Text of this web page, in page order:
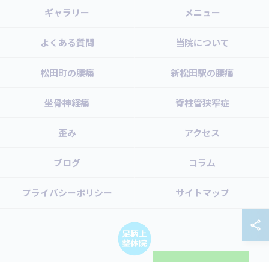
ギャラリー メニュー
よくある質問 当院について
松田町の腰痛 新松田駅の腰痛
坐骨神経痛 脊柱管狭窄症
歪み アクセス
ブログ コラム
プライバシーポリシー サイトマップ